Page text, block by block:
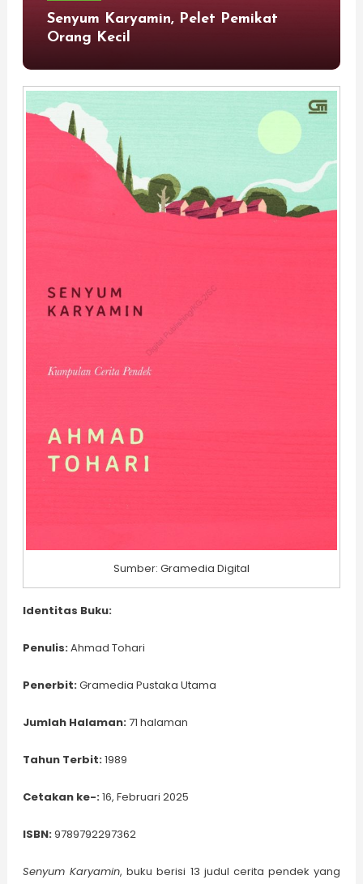
Senyum Karyamin, Pelet Pemikat
Orang Kecil
Sumber: Gramedia Digital
Identitas Buku:
Penulis:Ahmad Tohari
Penerbit:Gramedia Pustaka Utama
Jumlah Halaman:71 halaman
Tahun Terbit:1989
Cetakan ke-:16, Februari 2025
ISBN:9789792297362
Senyum Karyamin, buku berisi 13 judul cerita pendek yang